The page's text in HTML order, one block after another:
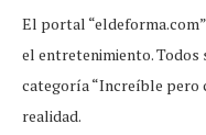
El portal
el entretenimiento. Todos
categoría “Increíble pero
realidad.